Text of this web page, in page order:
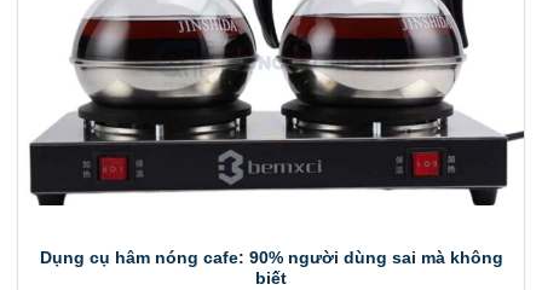
Dụng cụ hâm nóng cafe: 90% người dùng sai mà không
biết